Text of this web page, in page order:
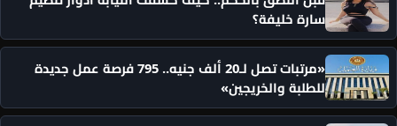
سارة خليفة؟
«مرتبات تصل لـ20 ألف جنيه.. 795 فرصة عمل جديدة
للطلبة والخريجين»